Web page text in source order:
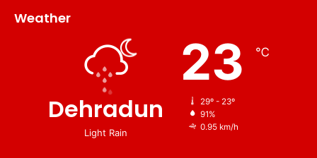
Weather
Dehradun
Light Rain
23 ℃
29º - 23º
91%
0.95 km/h